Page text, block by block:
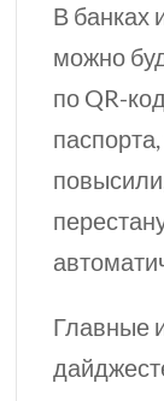
В банках
можно
по QR-
Главные